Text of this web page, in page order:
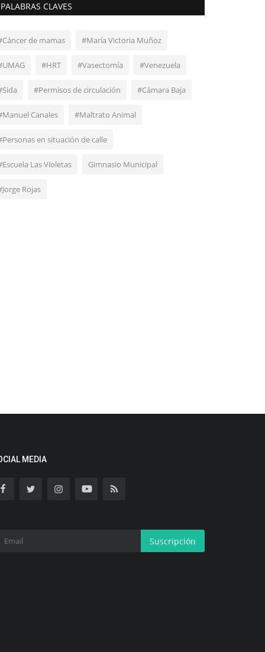
PALABRAS CLAVES
de mamas #María Victoria Muñoz
#HRT #Vasectomía #Venezuela
#Permisos de circulación #Cámara Baja
Canales #Maltrato Animal
en situación de calle
Las Violetas Gimnasio Municipal
Rojas
MEDIA
Suscripción